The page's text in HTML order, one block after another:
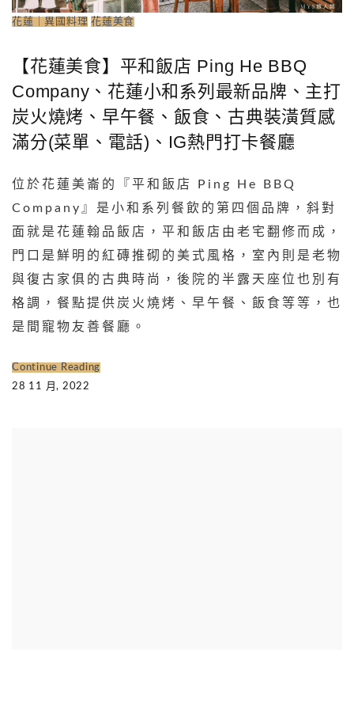
花蓮｜異國料理 花蓮美食
【花蓮美食】平和飯店 Ping He BBQ
Company、花蓮小和系列最新品牌、主打
炭火燒烤、早午餐、飯食、古典裝潢質感
滿分(菜單、電話)、IG熱門打卡餐廳
位於花蓮美崙的『平和飯店 Ping He BBQ
Company』是小和系列餐飲的第四個品牌，斜對
面就是花蓮翰品飯店，平和飯店由老宅翻修而成，
門口是鮮明的紅磚推砌的美式風格，室內則是老物
與復古家俱的古典時尚，後院的半露天座位也別有
格調，餐點提供炭火燒烤、早午餐、飯食等等，也
是間寵物友善餐廳。
Continue Reading
28 11 月, 2022